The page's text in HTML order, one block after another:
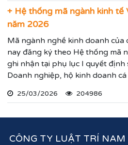
+ Hệ thống mã ngành kinh
năm 2026
Mã ngành nghề kinh doanh của
nay đăng ký theo Hệ thống mã
ghi nhận tại phụ lục I quyết
Doanh nghiệp, hộ kinh doanh
ghi nhận lĩnh vực hoạt động,
25/03/2026 204986
CÔNG TY LUẬT TRÍ